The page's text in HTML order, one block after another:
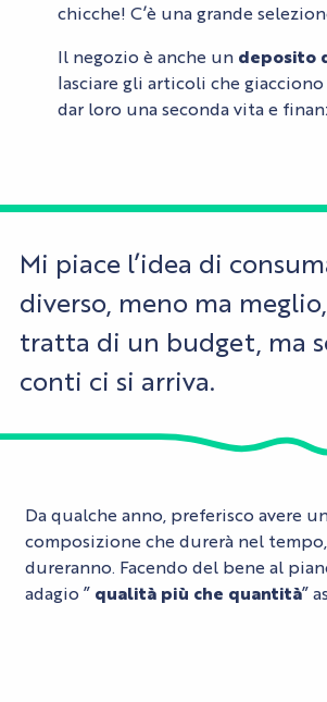
chicche! C’è una grande
Il negozio è anche un deposito
lasciare gli articoli che
dar loro una seconda vita e
Mi piace l’idea di
diverso, meno ma
tratta di un budget, ma
conti ci si arriva.
Da qualche anno, preferisco avere
composizione che durerà nel
dureranno. Facendo del bene al
adagio ” qualità più che quantità”